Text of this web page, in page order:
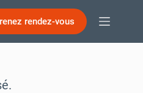
rendez-vous